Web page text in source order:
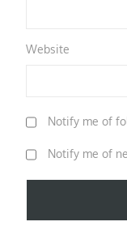
Website
Notify me of
Notify me of